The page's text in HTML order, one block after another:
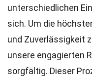
unterschiedlichen
sich. Um die
und Zuverlässigkeit
unsere engagierten
sorgfältig. Dieser